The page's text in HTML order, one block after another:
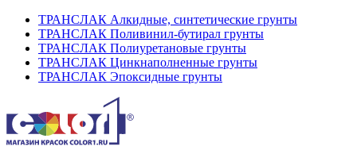
ТРАНСЛАК Алкидные, синтетические грунты
ТРАНСЛАК Поливинил-бутирал грунты
ТРАНСЛАК Полиуретановые грунты
ТРАНСЛАК Цинкнаполненные грунты
ТРАНСЛАК Эпоксидные грунты